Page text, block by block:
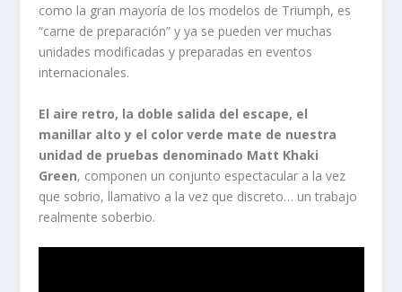
como la gran mayoría de los modelos de Triumph, es
“carne de preparación” y ya se pueden ver muchas
unidades modificadas y preparadas en eventos
internacionales.
El aire retro, la doble salida del escape, el
manillar alto y el color verde mate de nuestra
unidad de pruebas denominado Matt Khaki
Green, componen un conjunto espectacular a la vez
que sobrio, llamativo a la vez que discreto… un trabajo
realmente soberbio.